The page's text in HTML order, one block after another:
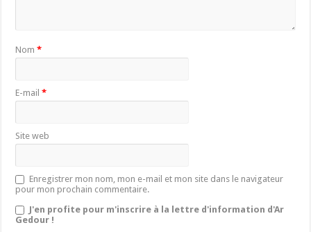
Nom*
E-mail*
Site web
Enregistrer mon nom, mon e-mail et mon site dans le navigateur
pour mon prochain commentaire.
J'en profite pour m'inscrire à la lettre d'information d'Ar
Gedour !